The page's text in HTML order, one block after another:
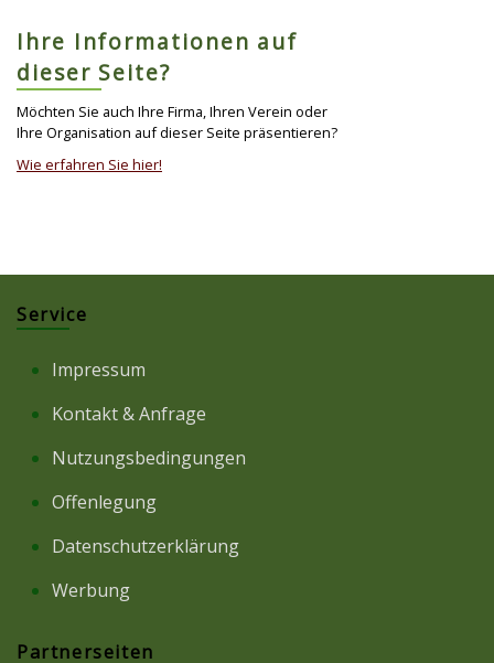
Ihre Informationen auf
dieser Seite?
Möchten Sie auch Ihre Firma, Ihren Verein oder
Ihre Organisation auf dieser Seite präsentieren?
Wie erfahren Sie hier!
Service
Impressum
Kontakt & Anfrage
Nutzungsbedingungen
Offenlegung
Datenschutzerklärung
Werbung
Partnerseiten